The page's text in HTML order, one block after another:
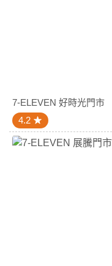
7-ELEVEN 好時光門市
4.2